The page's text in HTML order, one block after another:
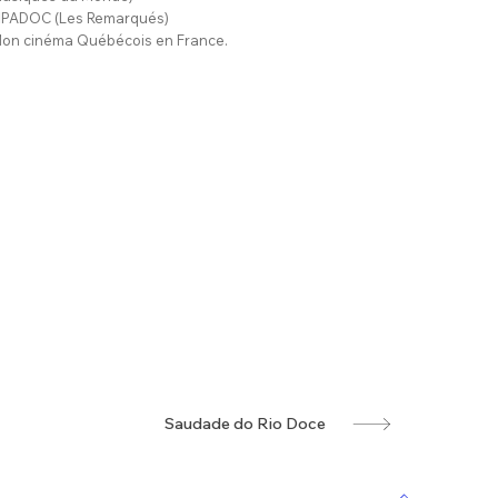
(Les Remarqués)
cinéma Québécois en France.
Saudade do Rio Doce